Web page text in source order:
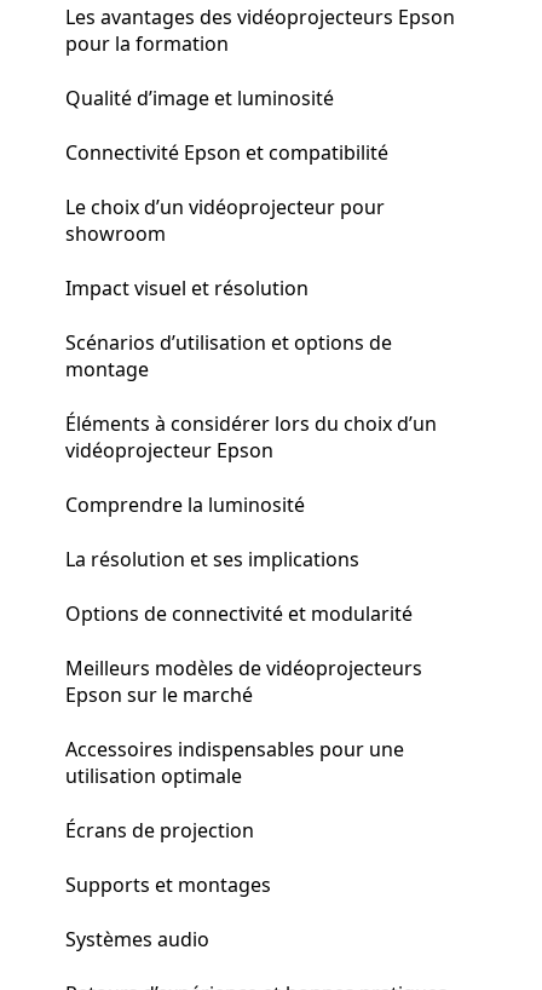
Les avantages des vidéoprojecteurs Epson
pour la formation
Qualité d’image et luminosité
Connectivité Epson et compatibilité
Le choix d’un vidéoprojecteur pour
showroom
Impact visuel et résolution
Scénarios d’utilisation et options de
montage
Éléments à considérer lors du choix d’un
vidéoprojecteur Epson
Comprendre la luminosité
La résolution et ses implications
Options de connectivité et modularité
Meilleurs modèles de vidéoprojecteurs
Epson sur le marché
Accessoires indispensables pour une
utilisation optimale
Écrans de projection
Supports et montages
Systèmes audio